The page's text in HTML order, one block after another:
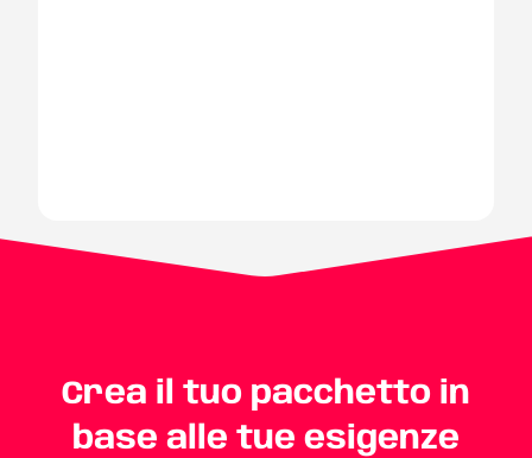
Crea il tuo pacchetto in
base alle tue esigenze